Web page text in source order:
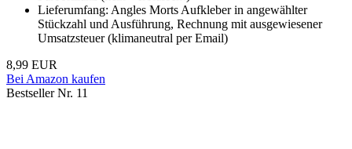
Lieferumfang: Angles Morts Aufkleber in angewählter
Stückzahl und Ausführung, Rechnung mit ausgewiesener
Umsatzsteuer (klimaneutral per Email)
8,99 EUR
Bei Amazon kaufen
Bestseller Nr. 11